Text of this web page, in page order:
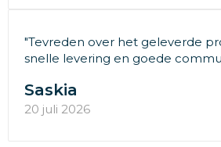
"Tevreden over het geleverde
snelle levering en goede
Saskia
20 juli 2026